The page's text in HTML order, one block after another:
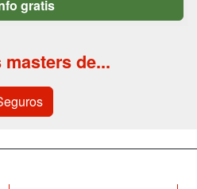
gratis
de...